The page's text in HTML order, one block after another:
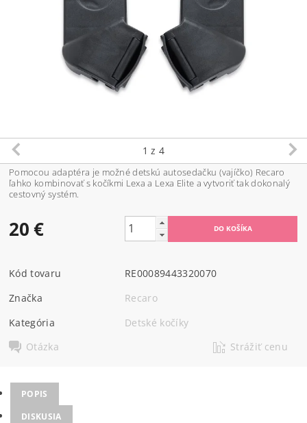
1 z 4
Pomocou adaptéra je možné detskú autosedačku (vajíčko) Recaro
ľahko kombinovať s kočíkmi Lexa a Lexa Elite a vytvoriť tak dokonalý
cestovný systém.
20 €
Kód tovaru
RE00089443320070
Značka
Recaro
Kategória
Detské kočíky
Otázka
Strážiť cenu
POPIS
DISKUSIA